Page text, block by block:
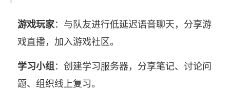
游戏玩家：与队友进行低延迟语音聊天，分享游
戏直播，加入游戏社区。
学习小组 ：创建学习服务器，分享笔记、讨论问
题、组织线上复习。